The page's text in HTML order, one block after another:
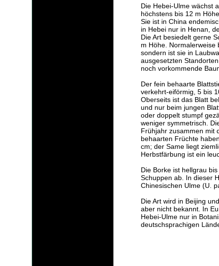
Die Hebei-Ulme wächst
höchstens bis 12 m
Sie ist in China
in Hebei nur in Henan,
Die Art besiedelt gerne
m Höhe. Normalerweise
sondern ist sie in
ausgesetzten
noch vorkommende
Der fein behaarte
verkehrt-eiförmig, 5 bis
Oberseits ist das Blatt
und nur beim jungen
oder doppelt stumpf
weniger symmetrisch.
Frühjahr zusammen mit
behaarten Früchte
cm; der Same liegt
Herbstfärbung ist ein
Die Borke ist hellgrau
Schuppen ab. In dieser
Chinesischen Ulme (U.
Die Art wird in Beijing
aber nicht bekannt. In
Hebei-Ulme nur in
deutschsprachigen